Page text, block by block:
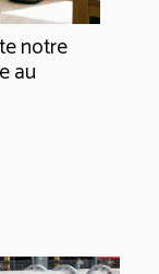
notre
au